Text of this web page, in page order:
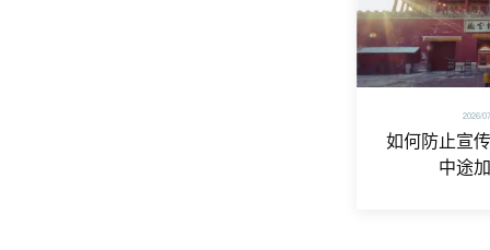
2026/
如何防止宣
中途